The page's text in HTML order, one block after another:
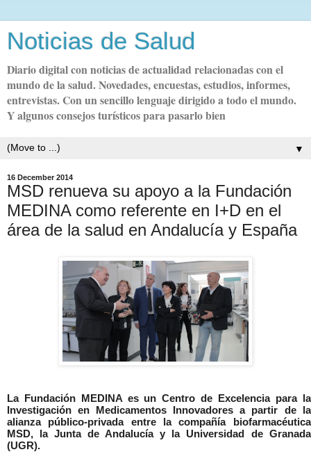
Noticias de Salud
Diario digital con noticias de actualidad relacionadas con el
mundo de la salud. Novedades, encuestas, estudios, informes,
entrevistas. Con un sencillo lenguaje dirigido a todo el mundo.
Y algunos consejos turísticos para pasarlo bien
▼
16 December 2014
MSD renueva su apoyo a la Fundación
MEDINA como referente en I+D en el
área de la salud en Andalucía y España
La Fundación MEDINA es un Centro de Excelencia para la
Investigación en Medicamentos Innovadores a partir de la
alianza público-privada entre la compañía biofarmacéutica
MSD, la Junta de Andalucía y la Universidad de Granada
(UGR).